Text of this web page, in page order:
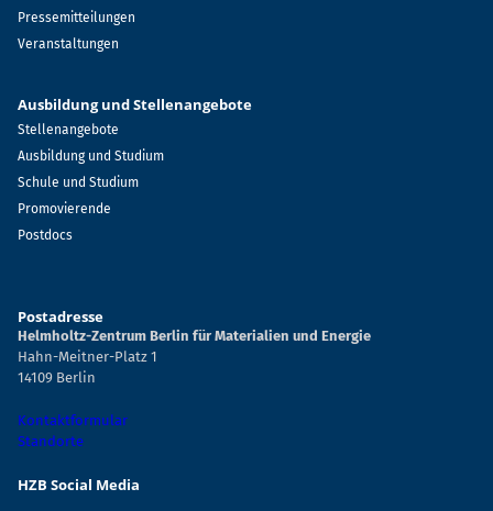
Pressemitteilungen
Veranstaltungen
Ausbildung und Stellenangebote
Stellenangebote
Ausbildung und Studium
Schule und Studium
Promovierende
Postdocs
Postadresse
Helmholtz-Zentrum Berlin für Materialien und Energie
Hahn-Meitner-Platz 1
14109 Berlin
Kontaktformular
Standorte
HZB Social Media